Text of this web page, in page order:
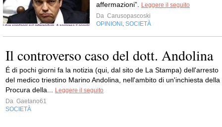
affermazioni”.
Leggere il seguito
Da Carusopascoski
OPINIONI
SOCIETÀ
Il controverso caso del dott. Andolina
É di pochi giorni fa la notizia (qui, dal sito de La Stampa) dell'arresto
del medico triestino Marino Andolina, nell'ambito di un'inchiesta della
Procura della...
Leggere il seguito
Da Gaetano61
SOCIETÀ